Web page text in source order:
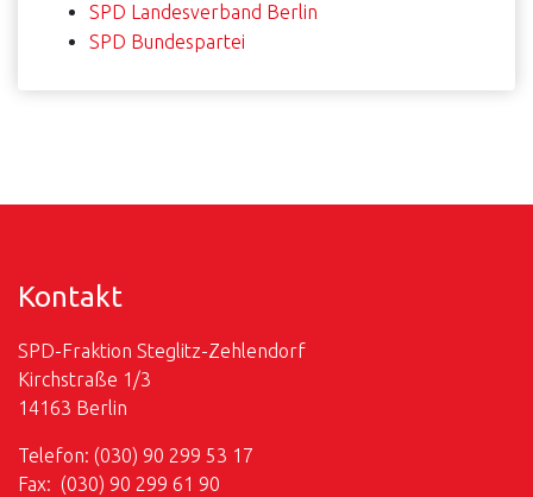
SPD Landesverband Berlin
SPD Bundespartei
Kontakt
SPD-Fraktion Steglitz-Zehlendorf
Kirchstraße 1/3
14163 Berlin
Telefon: (030) 90 299 53 17
Fax: (030) 90 299 61 90